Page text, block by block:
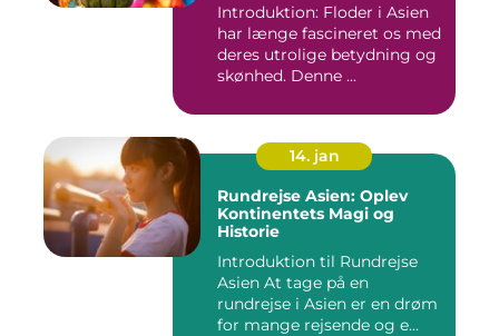
Introduktion: Floder i Asien
har længe fascineret os med
deres utrolige betydning og
skønhed. Denne ...
14. jan
Rundrejse Asien: Oplev
Kontinentets Magi og
Historie
Introduktion til Rundrejse
Asien At tage på en
rundrejse i Asien er en drøm
for mange rejsende og e...